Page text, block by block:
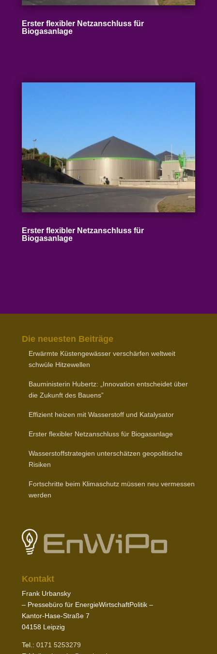
Erster flexibler Netz­an­schluss für
Biogasanlage
Erster flexibler Netz­an­schluss für
Biogasanlage
Die neuesten Beiträge
Erwärmte Küsten­ge­wässer verschärfen weltweit
schwüle Hitzewellen
Baumi­nis­terin Hubertz: „Inno­vation entscheidet über
die Zukunft des Bauens”
Effizient heizen mit Wasser­stoff und Katalysator
Erster flexibler Netz­an­schluss für Biogasanlage
Wasser­stoff­stra­tegien unter­schätzen geopo­li­tische
Risiken
Fort­schritte beim Klima­schutz müssen neu vermessen
werden
Kontakt
Frank Urbansky
– Pres­sebüro für EnergieWirtschaftPolitik –
Kantor-​Hase-​Straße 7
04158Leipzig
Tel.: 0171 5253279